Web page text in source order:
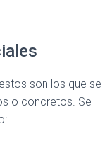
son los que se
o concretos. Se